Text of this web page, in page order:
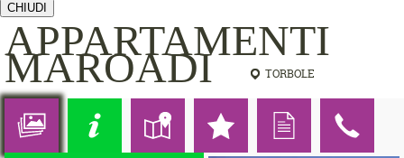
CHIUDI
APPARTAMENTI
MAROADI TORBOLE